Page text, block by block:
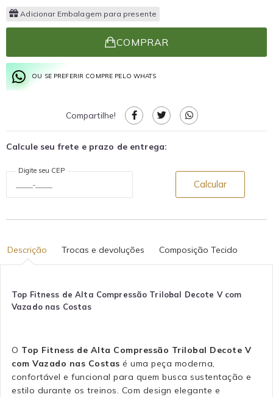
Adicionar Embalagem para presente
COMPRAR
OU SE PREFERIR COMPRE PELO WHATS
Compartilhe!
Calcule seu frete e prazo de entrega:
Digite seu CEP
Calcular
Descrição Trocas e devoluções Composição Tecido
Top Fitness de Alta Compressão Trilobal Decote V com
Vazado nas Costas
O Top Fitness de Alta Compressão Trilobal Decote V
com Vazado nas Costas é uma peça moderna,
confortável e funcional para quem busca sustentação e
estilo durante os treinos. Com design elegante e